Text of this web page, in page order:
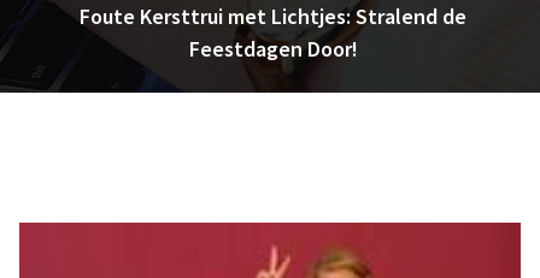
Foute Kersttrui met Lichtjes: Stralend de
Feestdagen Door!